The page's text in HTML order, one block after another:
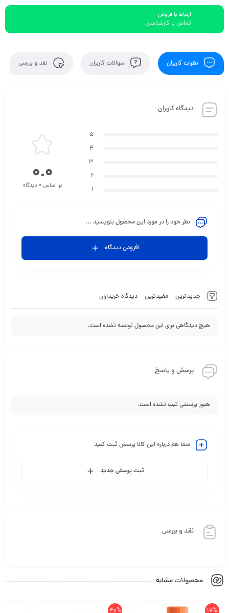
ارتباط با فروش
تماس با کارشناسان
نظرات کاربران سوالات کاربران نقد و بررسی
دیدگاه کاربران
جدیدترین مفیدترین دیدگاه خریداران
هیچ دیدگاهی برای این محصول نوشته نشده است.
5
4
3
2
1
0.0
بر اساس 0 دیدگاه
نظر خود را در مورد این محصول بنویسید ...
افزودن دیدگاه
پرسش و پاسخ
هنوز پرسشی ثبت نشده است.
شما هم درباره این کالا پرسش ثبت کنید
ثبت پرسش جدید
نقد و بررسی
محصولات مشابه
17%
40%